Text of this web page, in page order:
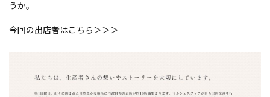
うか。
今回の出店者はこちら＞＞＞